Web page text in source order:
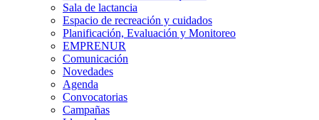
Sala de lactancia
Espacio de recreación y cuidados
Planificación, Evaluación y Monitoreo
EMPRENUR
Comunicación
Novedades
Agenda
Convocatorias
Campañas